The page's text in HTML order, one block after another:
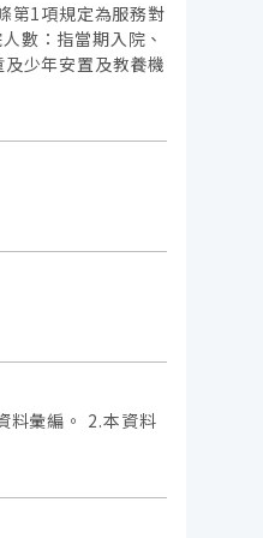
第1項規定為服務對
數：指當期入院、
少年安置及教養機
料彙編。 2.本資料